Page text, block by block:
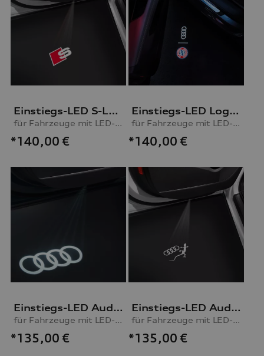
Einstiegs-LED S-Logo
für Fahrzeuge mit LED-Einstiegsleuchten
*140,00 €
Einstiegs-LED Logo FC Bayern München und Audi Ringe
für Fahrzeuge mit LED-Einstiegsleuchten
*140,00 €
Einstiegs-LED Audi Ringe
für Fahrzeuge mit LED-Einstiegsleuchten
*135,00 €
Einstiegs-LED Audi Ringe mit Gecko
für Fahrzeuge mit LED-Einstiegsleuchten
*135,00 €